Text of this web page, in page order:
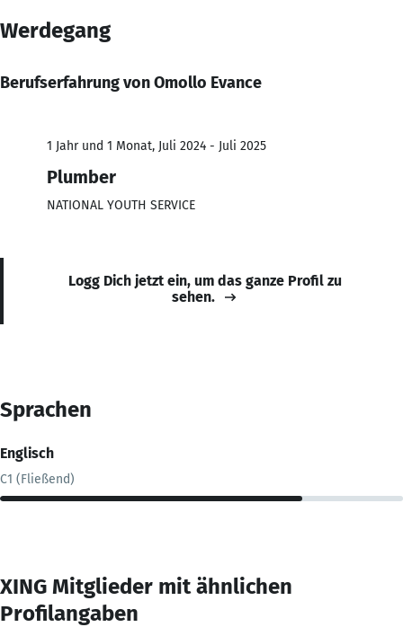
Werdegang
Berufserfahrung von Omollo Evance
1 Jahr und 1 Monat, Juli 2024 - Juli 2025
Plumber
NATIONAL YOUTH SERVICE
Logg Dich jetzt ein, um das ganze Profil zu
sehen.
Sprachen
Englisch
C1 (Fließend)
XING Mitglieder mit ähnlichen
Profilangaben